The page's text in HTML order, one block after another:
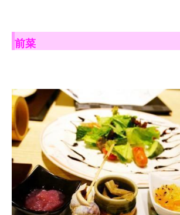
前菜